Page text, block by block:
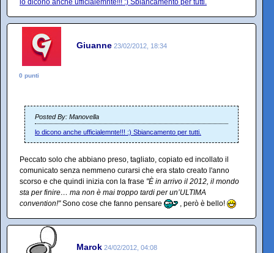
lo dicono anche ufficialemnte!!! :) Sbiancamento per tutti.
Giuanne 23/02/2012, 18:34
0 punti
Posted By: Manovella
lo dicono anche ufficialemnte!!! :) Sbiancamento per tutti.
Peccato solo che abbiano preso, tagliato, copiato ed incollato il
comunicato senza nemmeno curarsi che era stato creato l'anno
scorso e che quindi inizia con la frase "È in arrivo il 2012, il mondo
sta per finire… ma non è mai troppo tardi per un’ULTIMA
convention!"Sono cose che fanno pensare , però è bello!
Marok 24/02/2012, 04:08